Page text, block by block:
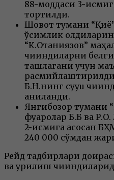
88-моддаси 3-
тортилди.
Шовот тумани
ўсимлик
“К.Отаниязов”
чиқиндиларни
ташлагани учун
Б.Н.нинг суyuқ
аниқланди.
Янгибозор тумани
фуқаролар Б.Б ва
2-қисмига асосан
240 000 сўмдан
Рейд тадбирлари
ва қурилиш